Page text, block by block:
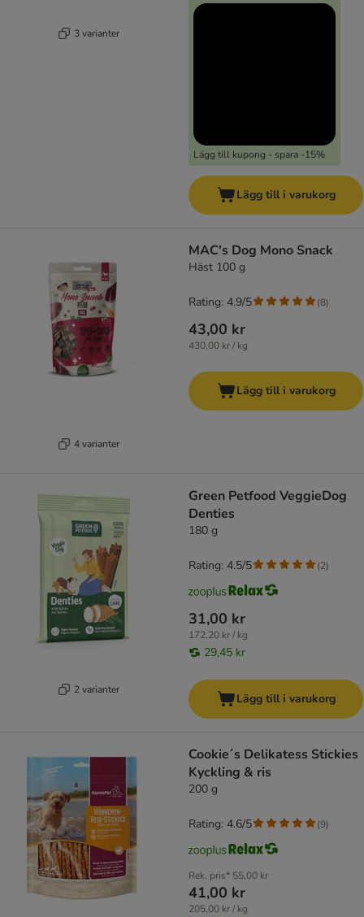
3 varianter
Lägg till kupong - spara -15%
Lägg till i varukorg
4 varianter
MAC's Dog Mono Snack
Häst 100 g
43,00 kr
430,00 kr / kg
Rating: 4.9/5 (8)
Lägg till i varukorg
2 varianter
Green Petfood VeggieDog
Denties
180 g
31,00 kr
172,20 kr / kg
29,45 kr
Rating: 4.5/5 (2)
Lägg till i varukorg
Cookie´s Delikatess Stickies
Kyckling & ris
200 g
Rek. pris* 55,00 kr
41,00 kr
205,00 kr / kg
Rating: 4.6/5 (9)